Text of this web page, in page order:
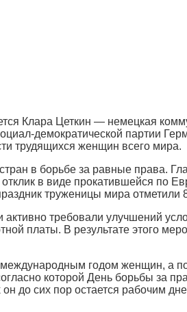
Клара Цеткин — немецкая
демократической партии
трудящихся женщин всего мира.
в борьбе за равные права.
в виде прокатившейся по
труженицы мира отметили
требовали улучшений
платы. В результате этого
годом женщин, а
которой День борьбы за
до сих пор остается рабочим